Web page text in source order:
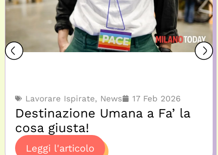
Lavorare Ispirate, News 17 Feb 2026
Destinazione Umana a Fa’ la
cosa giusta!
Leggi l'articolo